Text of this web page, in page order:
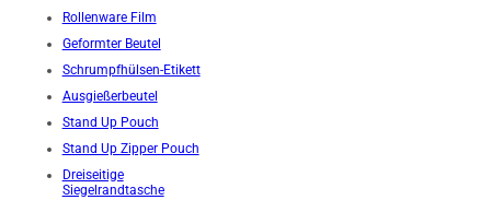
Rollenware Film
Geformter Beutel
Schrumpfhülsen-Etikett
Ausgießerbeutel
Stand Up Pouch
Stand Up Zipper Pouch
Dreiseitige
Siegelrandtasche